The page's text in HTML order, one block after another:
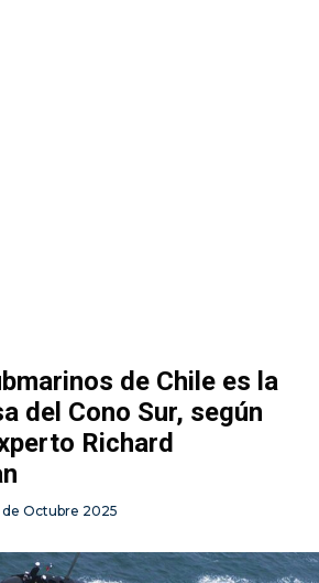
de Chile es la
del Cono Sur, según
Richard
de Octubre 2025